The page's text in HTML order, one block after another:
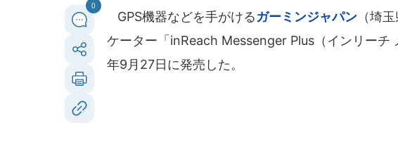
0
GPS機器などを手がけるガーミンジャパン （埼
ケーター「inReach Messenger Plus（インリーチ
年9月27日に発売した。